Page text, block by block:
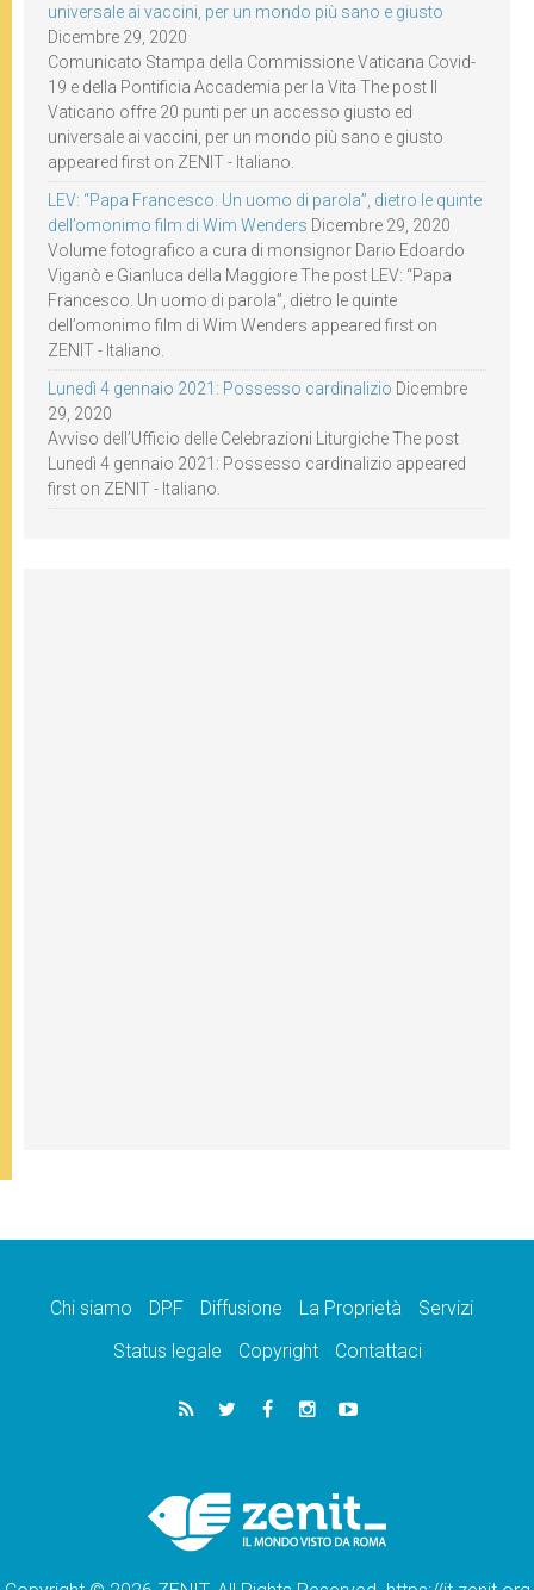
universale ai vaccini, per un mondo più sano e giusto
Dicembre 29, 2020
Comunicato Stampa della Commissione Vaticana Covid-
19 e della Pontificia Accademia per la Vita The post Il
Vaticano offre 20 punti per un accesso giusto ed
universale ai vaccini, per un mondo più sano e giusto
appeared first on ZENIT - Italiano.
LEV: “Papa Francesco. Un uomo di parola”, dietro le quinte
dell’omonimo film di Wim Wenders Dicembre 29, 2020
Volume fotografico a cura di monsignor Dario Edoardo
Viganò e Gianluca della Maggiore The post LEV: “Papa
Francesco. Un uomo di parola”, dietro le quinte
dell’omonimo film di Wim Wenders appeared first on
ZENIT - Italiano.
Lunedì 4 gennaio 2021: Possesso cardinalizio Dicembre
29, 2020
Avviso dell’Ufficio delle Celebrazioni Liturgiche The post
Lunedì 4 gennaio 2021: Possesso cardinalizio appeared
first on ZENIT - Italiano.
Chi siamo DPF Diffusione La Proprietà
Servizi
Status legale
Copyright Contattaci